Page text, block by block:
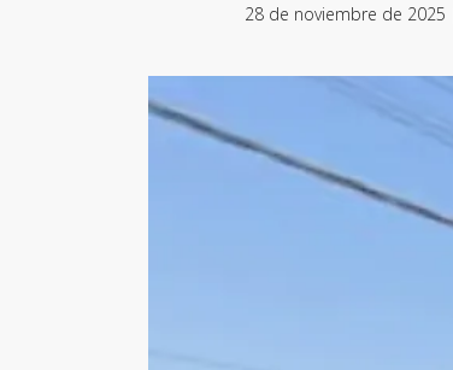
28 de noviembre de 2025